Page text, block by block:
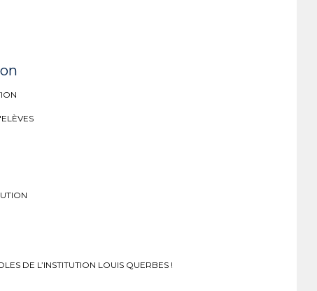
DE L’INSTITUTION LOUIS QUERBES !